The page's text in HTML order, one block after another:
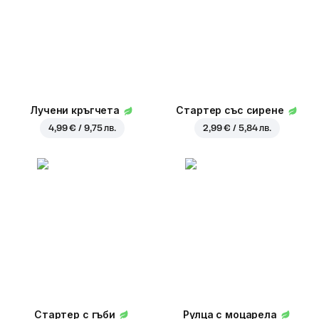
Лучени кръгчета
4,99 € / 9,75 лв.
Стартер със сирене
2,99 € / 5,84 лв.
Стартер с гъби Рулца с моцарела